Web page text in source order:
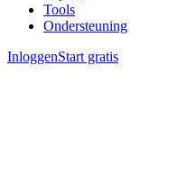
Tools
Ondersteuning
InloggenStart gratis